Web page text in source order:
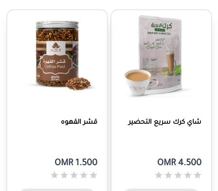
شاي كرك سريع التحضير
OMR 4.500
قشر القهوه
OMR 1.500